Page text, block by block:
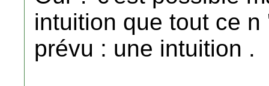
intuition que tout ce
prévu : une intuition .